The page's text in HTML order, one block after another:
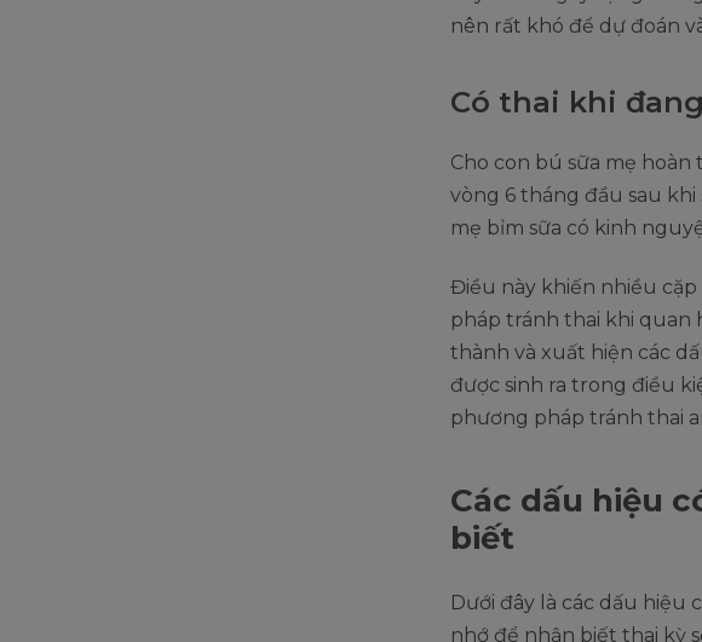
nên rất khó để dự đoán
Có thai khi
Cho con bú sữa mẹ
vòng 6 tháng đầu sau khi
mẹ bỉm sữa có kinh
Điều này khiến nhiều
pháp tránh thai khi quan
thành và xuất hiện các
được sinh ra trong điều
phương pháp tránh thai
Các dấu hiệu
biết
Dưới đây là các dấu hiệu
nhớ để nhận biết thai kỳ